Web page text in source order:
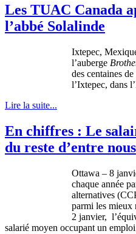
Les TUAC Canada
l’abbé Solalinde
Ixtepec,
l’auberge
des centaines
l’Ixtepec, dans
Lire la suite...
En chiffres : Le
du reste d’entre nous
Ottawa – 8
chaque année
alternatives (
parmi les mieux
2 janvier,
salarié moyen occupant un emploi